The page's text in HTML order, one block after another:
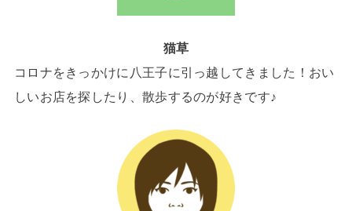
猫草
コロナをきっかけに八王子に引っ越してきました！おい
しいお店を探したり、散歩するのが好きです♪